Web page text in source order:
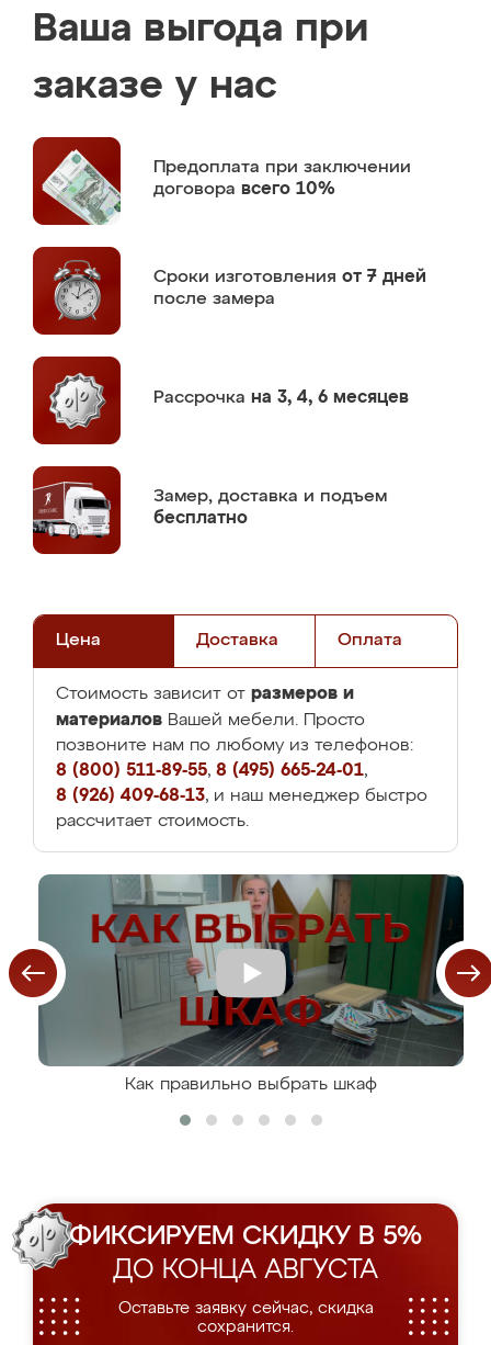
Ваша выгода при
заказе у нас
Предоплата при заключении
договора всего 10%
Сроки изготовления от 7 дней
после замера
Рассрочка на 3, 4, 6 месяцев
Замер, доставка и подъем
бесплатно
Цена Доставка Оплата
Стоимость зависит от размеров и
материалов Вашей мебели. Просто
позвоните нам по любому из телефонов:
8 (800) 511-89-55, 8 (495) 665-24-01,
8 (926) 409-68-13, и наш менеджер быстро
рассчитает стоимость.
Как правильно выбрать шкаф
ФИКСИРУЕМ СКИДКУ В 5%
ДО КОНЦА АВГУСТА
Оставьте заявку сейчас, скидка
сохранится.